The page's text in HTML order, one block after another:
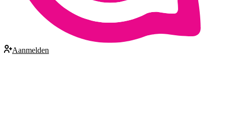
Aanmelden